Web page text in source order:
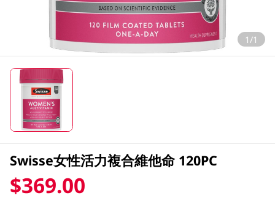
1/1
Swisse女性活力複合維他命 120PC
$369.00